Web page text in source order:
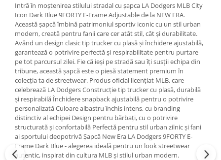
Intră în moștenirea stilului stradal cu șapca LA Dodgers MLB City
Icon Dark Blue 9FORTY E-Frame Adjustable de la NEW ERA.
Această șapcă îmbină patrimoniul sportiv iconic cu un stil urban
modern, creată pentru fanii care cer atât stil, cât și durabilitate.
Având un design clasic tip trucker cu plasă și închidere ajustabilă,
garantează o potrivire perfectă și respirabilitate pentru purtare
pe tot parcursul zilei. Fie că ieși pe stradă sau îți susții echipa din
tribune, această șapcă este o piesă statement premium în
colecția ta de streetwear. Produs oficial licențiat MLB, care
celebrează LA Dodgers Construcție tip trucker cu plasă, durabilă
și respirabilă Închidere snapback ajustabilă pentru o potrivire
personalizată Culoare albastru închis intens, cu branding
distinctiv al echipei Design pentru bărbați, cu o potrivire
structurată și confortabilă Perfectă pentru stil urban zilnic și fani
ai sportului deopotrivă Șapcă New Era LA Dodgers 9FORTY E-
Frame Dark Blue - alegerea ideală pentru un look streetwear
autentic, inspirat din cultura MLB și stilul urban modern.